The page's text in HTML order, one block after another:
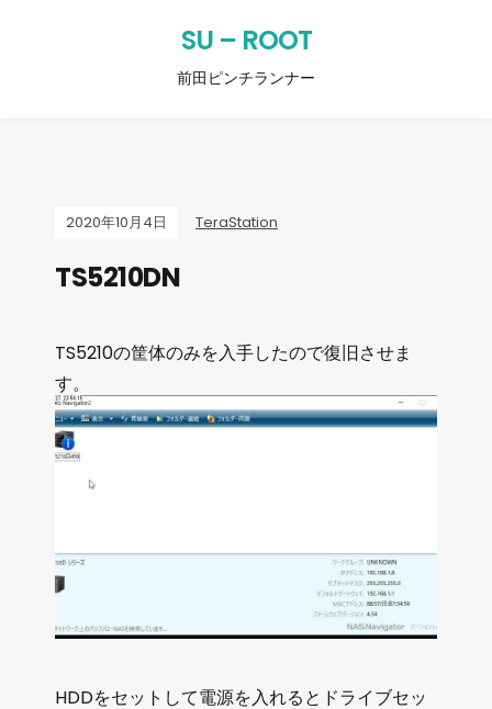
SU – ROOT
前田ピンチランナー
2020年10月4日 TeraStation
TS5210DN
TS5210の筐体のみを入手したので復旧させま
す。
HDDをセットして電源を入れるとドライブセッ